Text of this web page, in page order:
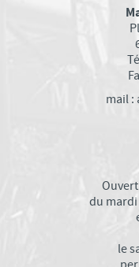
GARDERIE
RELAIS
MULTI-
CENTRE
CENTRE DE
MAISON DE
SÉJOURS
AUTRES
Révision
mail :
du mardi
le